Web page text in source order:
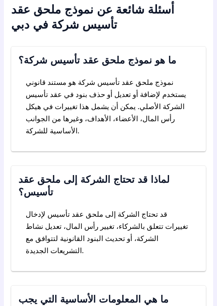
أسئلة شائعة عن نموذج ملحق عقد
تأسيس شركة في دبي
ما هو نموذج ملحق عقد تأسيس شركة؟
نموذج ملحق عقد تأسيس شركة هو مستند قانوني
يستخدم لإضافة أو تعديل أو حذف بنود في عقد تأسيس
الشركة الأصلي. يمكن أن يشمل هذا تغييرات في هيكل
رأس المال، الأعضاء، الأهداف، وغيرها من الجوانب
الأساسية للشركة.
لماذا قد تحتاج الشركة إلى ملحق عقد
تأسيس؟
قد تحتاج الشركة إلى ملحق عقد تأسيس لإدخال
تغييرات تتعلق بالشركاء، تغيير رأس المال، تعديل نشاط
الشركة، أو تحديث البنود القانونية لتتوافق مع
التشريعات الجديدة.
ما هي المعلومات الأساسية التي يجب